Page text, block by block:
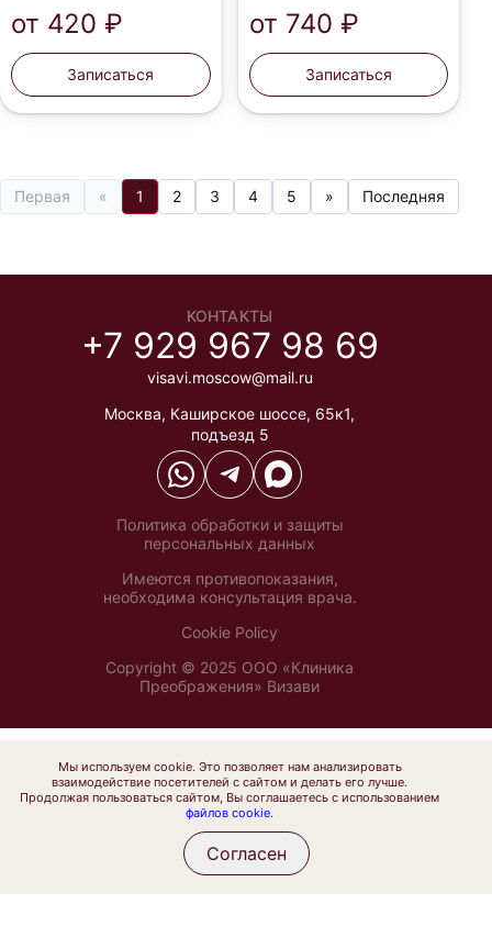
от 420 ₽
Записаться
от 740 ₽
Записаться
Первая « 1 2 3 4 5 » Последняя
КОНТАКТЫ
+7 929 967 98 69
visavi.moscow@mail.ru
Москва, Каширское шоссе, 65к1,
подъезд 5
Политика обработки и защиты
персональных данных
Имеются противопоказания,
необходима консультация врача.
Cookie Policy
Copyright © 2025 ООО «Клиника
Преображения» Визави
Мы используем cookie. Это позволяет нам анализировать
взаимодействие посетителей с сайтом и делать его лучше.
Продолжая пользоваться сайтом, Вы соглашаетесь с использованием
файлов cookie.
Согласен
Записаться